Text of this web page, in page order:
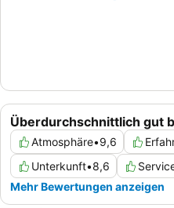
Überdurchschnittlich gut
Atmosphäre•9,6
Unterkunft•8,6
Mehr Bewertungen anzeigen